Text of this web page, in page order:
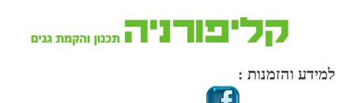
למידע והזמנות :